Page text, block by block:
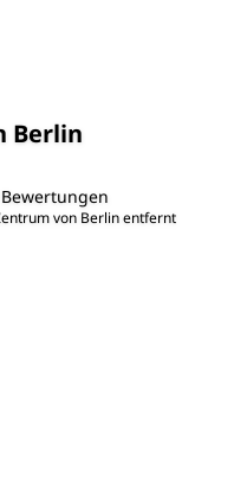
Berlin
von Berlin entfernt